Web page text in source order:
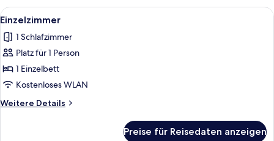
Alle
Fotos
für
Einzelzimmer
anzeigen
Ein modernes Hotelzimmer mit
2
Einzelzimmer
1 Schlafzimmer
Platz für 1 Person
1 Einzelbett
Kostenloses WLAN
Weitere Details
Weitere
Preise für Reisedaten anzeigen